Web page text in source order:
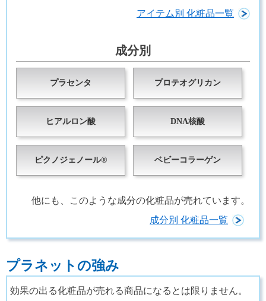
アイテム別 化粧品一覧
成分別
プラセンタ プロテオグリカン
ヒアルロン酸 DNA核酸
ピクノジェノール® ベビーコラーゲン
他にも、このような成分の化粧品が売れています。
成分別 化粧品一覧
プラネットの強み
効果の出る化粧品が売れる商品になるとは限りません。